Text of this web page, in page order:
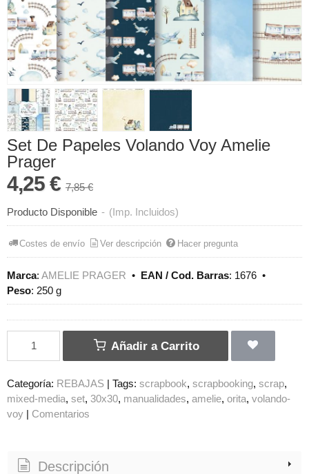
Set De Papeles Volando Voy Amelie
Prager
4,25 € 7,85 €
Producto Disponible - (Imp. Incluidos)
Costes de envío Ver descripción Hacer pregunta
Marca: AMELIE PRAGER • EAN / Cod. Barras: 1676 •
Peso: 250 g
Añadir a Carrito
Categoría: REBAJAS | Tags: scrapbook scrapbooking scrap
mixed-media set 30x30 manualidades amelie orita volando-
voy | Comentarios
Descripción